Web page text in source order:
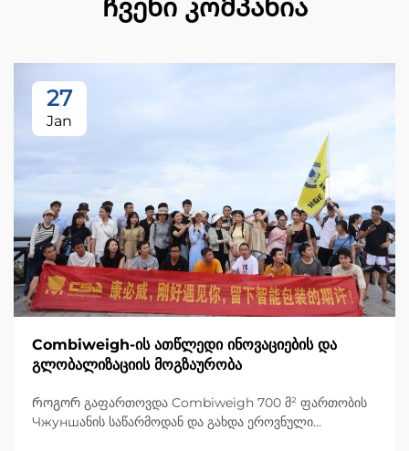
Ჩვენი კომპანია
27
Jan
Combiweigh-ის ათწლედი ინოვაციების და
გლობალიზაციის მოგზაურობა
Როგორ გაფართოვდა Combiweigh 700 მ² ფართობის
Чжуншანის საწარმოდან და გახდა ეროვნული